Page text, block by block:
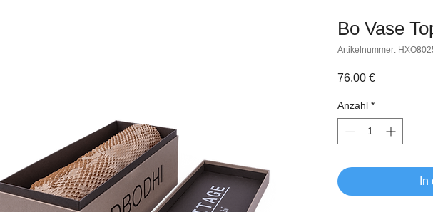
Bo Vase
Artikelnummer:
76,00 €Preis
Anzahl *